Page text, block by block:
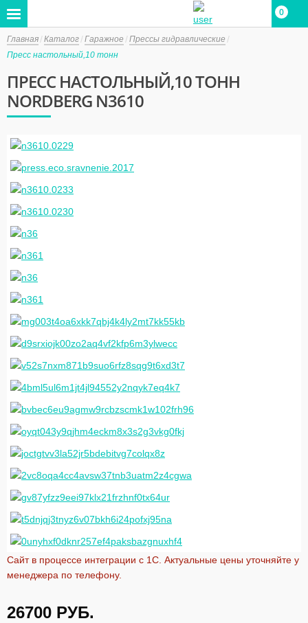
0
Главная Каталог Гаражное
Прессы гидравлические
Пресс настольный,10 тонн
ПРЕСС НАСТОЛЬНЫЙ,10 ТОНН
NORDBERG N3610
Сайт в процессе интеграции с 1С. Актуальные цены уточняйте у
менеджера по телефону.
26700 РУБ.